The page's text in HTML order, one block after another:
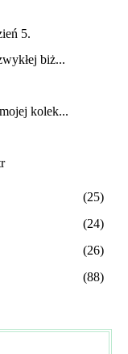
5.
biż...
kolek...
(25)
(24)
(26)
(88)